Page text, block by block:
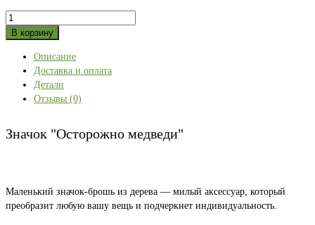
Количество
товара
"Осторожно
медведи"
В корзину
Описание
Доставка и оплата
Детали
Отзывы (0)
Значок "Осторожно медведи"
Маленький значок-брошь из дерева — милый аксессуар, который
преобразит любую вашу вещь и подчеркнет индивидуальность.